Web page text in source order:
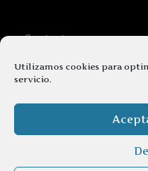
Utilizamos cookies para
servicio.
Contacto
Aviso legal